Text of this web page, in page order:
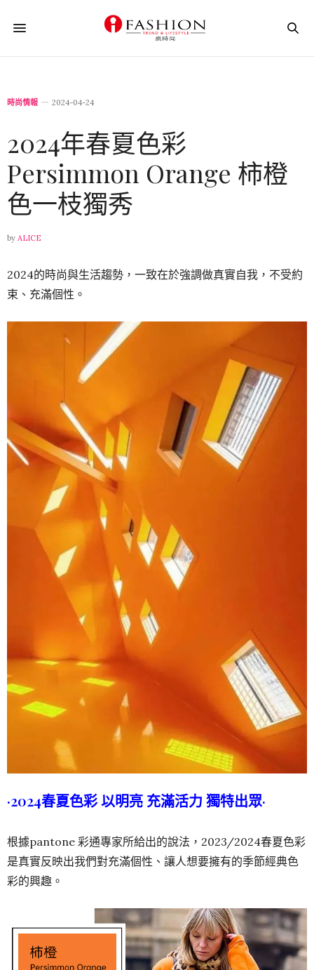
時尚情報 2024-04-24
2024年春夏色彩
Persimmon Orange 柿橙
色一枝獨秀
by ALICE
2024的時尚與生活趨勢，一致在於強調做真實自我，不受約
束、充滿個性。
·2024春夏色彩 以明亮 充滿活力 獨特出眾·
根據pantone 彩通專家所給出的說法，2023/2024春夏色彩
是真實反映出我們對充滿個性、讓人想要擁有的季節經典色
彩的興趣。